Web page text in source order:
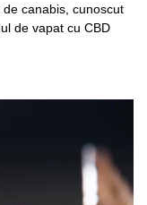
canabis, cunoscut
de vapat cu CBD